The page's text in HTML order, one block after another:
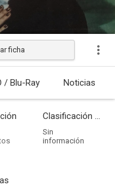
Estrenada
ficha
/ Blu-Ray Noticias
Clasificación por edades
Sin
información